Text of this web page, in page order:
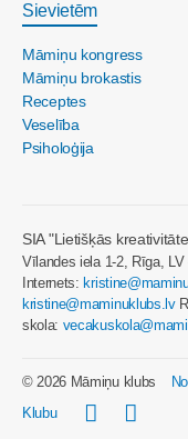
Sievietēm
Māmiņu kongress
Māmiņu brokastis
Receptes
Veselība
Psiholoģija
SIA "Lietišķās
Vīlandes iela 1-2, Rīga, LV
Internets:
kristine@maminuklubs.lv
skola:
© 2026 Māmiņu klubs
Klubu